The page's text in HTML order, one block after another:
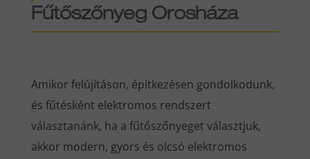
Fűtőszőnyeg Orosháza
Amikor felújításon, építkezésen gondolkodunk,
és fűtésként elektromos rendszert
választanánk, ha a fűtőszőnyeget választjuk,
akkor modern, gyors és olcsó elektromos